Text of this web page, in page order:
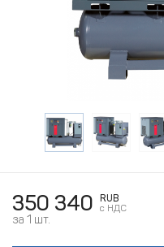
350 340
RUB
c НДС
за 1 шт.